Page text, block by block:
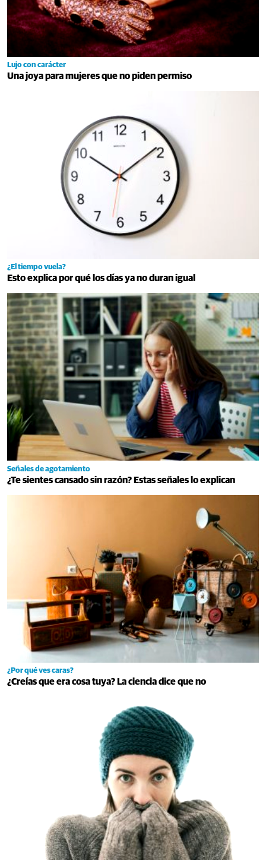
Lujo con carácter
Una joya para mujeres que no piden permiso
¿El tiempo vuela?
Esto explica por qué los días ya no duran igual
Señales de agotamiento
¿Te sientes cansado sin razón? Estas señales lo explican
¿Por qué ves caras?
¿Creías que era cosa tuya? La ciencia dice que no